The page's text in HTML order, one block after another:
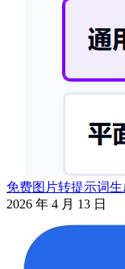
免费图片转提示词生
2026 年 4 月 13 日